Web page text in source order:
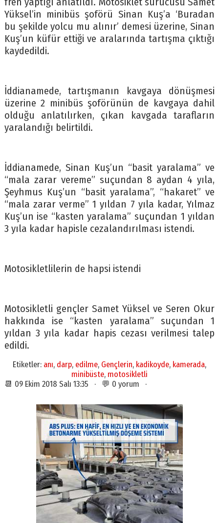
Yüksel’in minibüs şoförü Sinan Kuş’a ‘Buradan
bu şekilde yolcu mu alınır’ demesi üzerine, Sinan
Kuş’un küfür ettiği ve aralarında tartışma çıktığı
kaydedildi.
İddianamede, tartışmanın kavgaya dönüşmesi
üzerine 2 minibüs şoförünün de kavgaya dahil
olduğu anlatılırken, çıkan kavgada tarafların
yaralandığı belirtildi.
İddianamede, Sinan Kuş’un “basit yaralama” ve
“mala zarar vereme” suçundan 8 aydan 4 yıla,
Şeyhmus Kuş’un “basit yaralama”, “hakaret” ve
“mala zarar verme” 1 yıldan 7 yıla kadar, Yılmaz
Kuş’un ise “kasten yaralama” suçundan 1 yıldan
3 yıla kadar hapisle cezalandırılması istendi.
Motosikletlilerin de hapsi istendi
Motosikletli gençler Samet Yüksel ve Seren Okur
hakkında ise “kasten yaralama” suçundan 1
yıldan 3 yıla kadar hapis cezası verilmesi talep
edildi.
Etiketler: anı, darp, edilme, Gençlerin, kadikoyde, kamerada,
minibüste, motosikletli
📆 09 Ekim 2018 Salı 13:35 · 💬 0 yorum ·